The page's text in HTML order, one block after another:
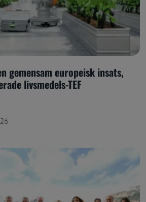
gemensam europeisk insats,
livsmedels-TEF